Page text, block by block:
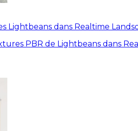
Lightbeans dans Realtime
PBR de Lightbeans dans